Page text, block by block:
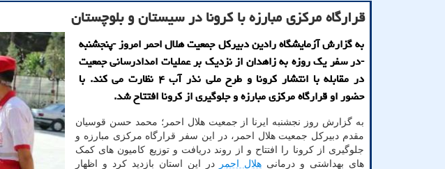
قرارگاه مركزی مبارزه با كرونا در سیستان و بلوچستان
به گزارش آزمایشگاه رادین دبیرکل جمعیت هلال احمر امروز -پنجشنبه
-در سفر یک روزه به زاهدان از نزدیک بر عملیات امدادرسانی جمعیت
در مقابله با انتشار کرونا و طرح ملی نذر آب ۴ نظارت می کند. با
حضور او قرارگاه مرکزی مبارزه و جلوگیری از کرونا افتتاح شد.
به گزارش روز نجشنبه ایرنا از جمعیت هلال احمر؛ محمد حسن قوسیان
مقدم دبیرکل جمعیت هلال احمر، در این سفر قرارگاه مرکزی مبارزه و
جلوگیری از کرونا را افتتاح و از روند دریافت و توزیع کامیون های کمک
های بهداشتی و درمانی هلال احمر
در این استان بازدید کرد و اظهار